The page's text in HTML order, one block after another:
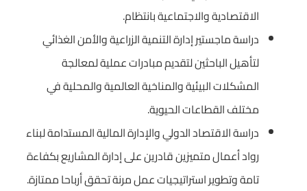
الاقتصادية والاجتماعية بانتظام.
دراسة ماجستير إدارة التنمية الزراعية والأمن الغذائي
لتأهيل الباحثين لتقديم مبادرات عملية لمعالجة
المشكلات البيئية والمناخية العالمية والمحلية في
مختلف القطاعات الحيوية.
دراسة الاقتصاد الدولي والإدارة المالية المستدامة لبناء
رواد أعمال متميزين قادرين على إدارة المشاريع بكفاءة
تامة وتطوير استراتيجيات عمل مرنة تحقق أرباحا ممتازة.